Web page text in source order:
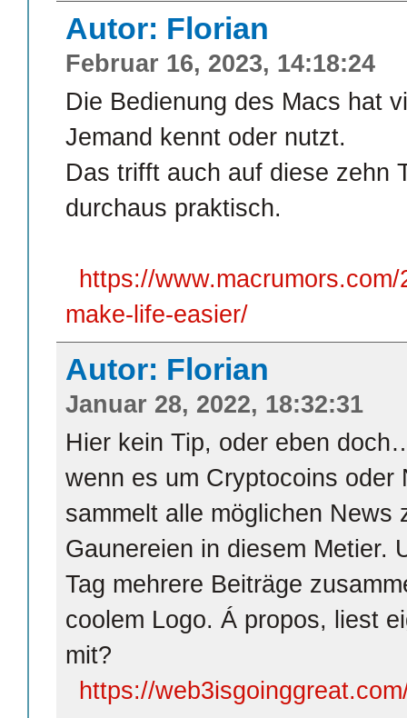
Autor: Florian
Februar 16, 2023, 14:18:24
Die Bedienung des Macs hat
Jemand kennt oder nutzt.
Das trifft auch auf diese zehn
durchaus praktisch.
https://
make-life-easier/
Autor: Florian
Januar 28, 2022, 18:32:31
Hier kein Tip, oder eben
wenn es um Cryptocoins oder
sammelt alle möglichen News
Gaunereien in diesem Metier.
Tag mehrere Beiträge
coolem Logo. Á propos, liest
mit?
https://